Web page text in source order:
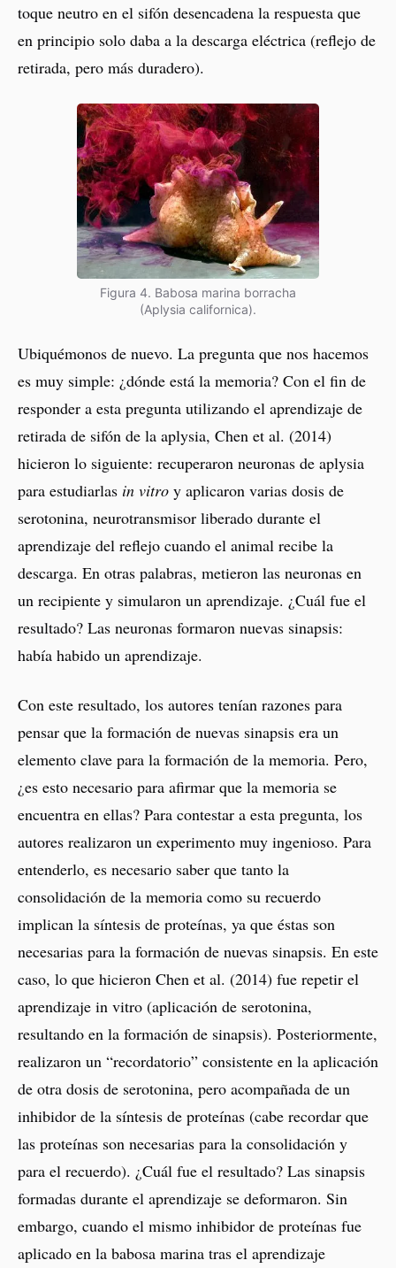
toque neutro en el sifón desencadena la respuesta que
en principio solo daba a la descarga eléctrica (reflejo de
retirada, pero más duradero).
Figura 4. Babosa marina borracha
(Aplysia californica).
Ubiquémonos de nuevo. La pregunta que nos hacemos
es muy simple: ¿dónde está la memoria? Con el fin de
responder a esta pregunta utilizando el aprendizaje de
retirada de sifón de la aplysia, Chen et al. (2014)
hicieron lo siguiente: recuperaron neuronas de aplysia
para estudiarlas in vitro y aplicaron varias dosis de
serotonina, neurotransmisor liberado durante el
aprendizaje del reflejo cuando el animal recibe la
descarga. En otras palabras, metieron las neuronas en
un recipiente y simularon un aprendizaje. ¿Cuál fue el
resultado? Las neuronas formaron nuevas sinapsis:
había habido un aprendizaje.
Con este resultado, los autores tenían razones para
pensar que la formación de nuevas sinapsis era un
elemento clave para la formación de la memoria. Pero,
¿es esto necesario para afirmar que la memoria se
encuentra en ellas? Para contestar a esta pregunta, los
autores realizaron un experimento muy ingenioso. Para
entenderlo, es necesario saber que tanto la
consolidación de la memoria como su recuerdo
implican la síntesis de proteínas, ya que éstas son
necesarias para la formación de nuevas sinapsis. En este
caso, lo que hicieron Chen et al. (2014) fue repetir el
aprendizaje in vitro (aplicación de serotonina,
resultando en la formación de sinapsis). Posteriormente,
realizaron un “recordatorio” consistente en la aplicación
de otra dosis de serotonina, pero acompañada de un
inhibidor de la síntesis de proteínas (cabe recordar que
las proteínas son necesarias para la consolidación y
para el recuerdo). ¿Cuál fue el resultado? Las sinapsis
formadas durante el aprendizaje se deformaron. Sin
embargo, cuando el mismo inhibidor de proteínas fue
aplicado en la babosa marina tras el aprendizaje